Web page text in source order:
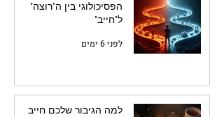
הפסיכולוגי בין ה"רוצה"
ל"חייב"
לפני 6 ימים
למה הגיבור שלכם חייב